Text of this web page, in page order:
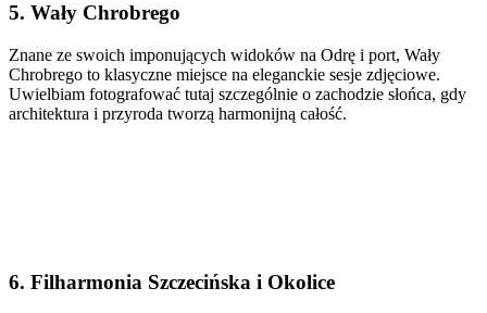
5. Wały Chrobrego
Znane ze swoich imponujących widoków na Odrę i port, Wały
Chrobrego to klasyczne miejsce na eleganckie sesje zdjęciowe.
Uwielbiam fotografować tutaj szczególnie o zachodzie słońca, gdy
architektura i przyroda tworzą harmonijną całość.
6. Filharmonia Szczecińska i Okolice